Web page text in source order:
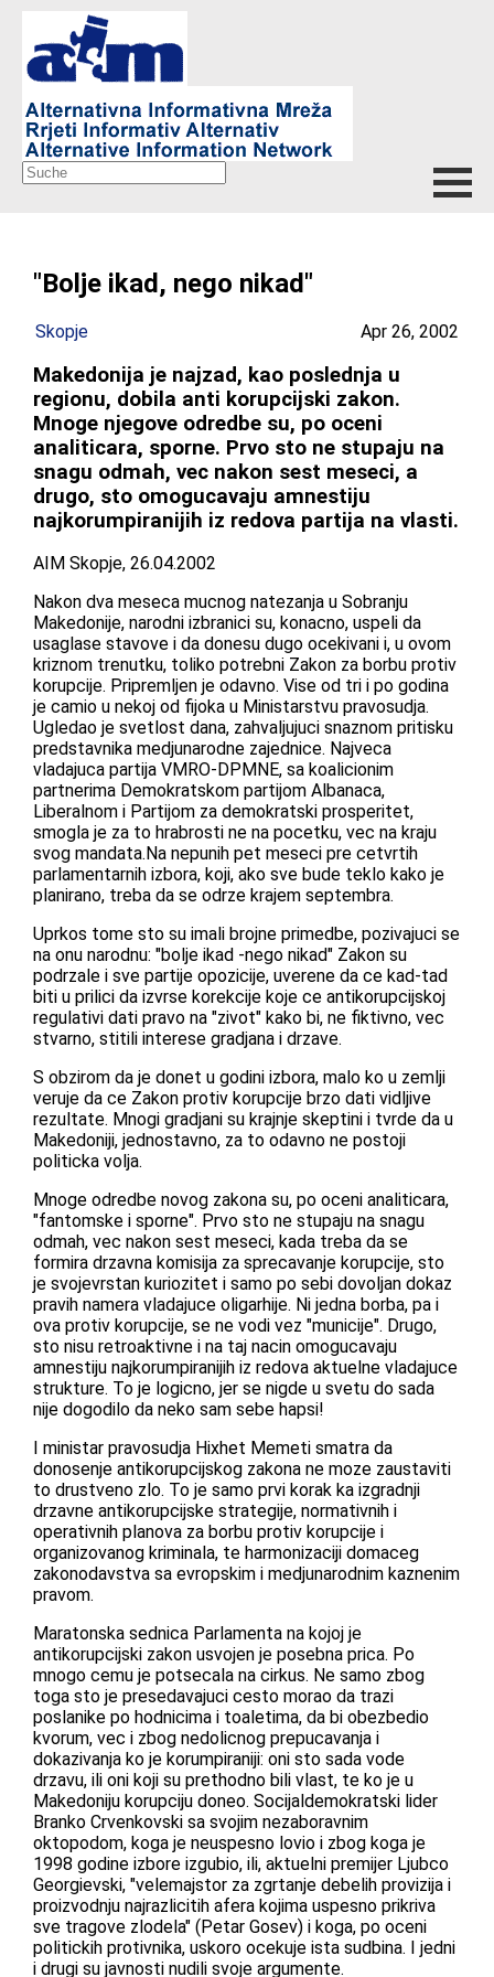
"Bolje ikad, nego nikad"
Skopje Apr 26, 2002
Makedonija je najzad, kao poslednja u
regionu, dobila anti korupcijski zakon.
Mnoge njegove odredbe su, po oceni
analiticara, sporne. Prvo sto ne stupaju na
snagu odmah, vec nakon sest meseci, a
drugo, sto omogucavaju amnestiju
najkorumpiranijih iz redova partija na vlasti.
AIM Skopje, 26.04.2002
Nakon dva meseca mucnog natezanja u Sobranju
Makedonije, narodni izbranici su, konacno, uspeli da
usaglase stavove i da donesu dugo ocekivani i, u ovom
kriznom trenutku, toliko potrebni Zakon za borbu protiv
korupcije. Pripremljen je odavno. Vise od tri i po godina
je camio u nekoj od fijoka u Ministarstvu pravosudja.
Ugledao je svetlost dana, zahvaljujuci snaznom pritisku
predstavnika medjunarodne zajednice. Najveca
vladajuca partija VMRO-DPMNE, sa koalicionim
partnerima Demokratskom partijom Albanaca,
Liberalnom i Partijom za demokratski prosperitet,
smogla je za to hrabrosti ne na pocetku, vec na kraju
svog mandata.Na nepunih pet meseci pre cetvrtih
parlamentarnih izbora, koji, ako sve bude teklo kako je
planirano, treba da se odrze krajem septembra.
Uprkos tome sto su imali brojne primedbe, pozivajuci se
na onu narodnu: "bolje ikad -nego nikad" Zakon su
podrzale i sve partije opozicije, uverene da ce kad-tad
biti u prilici da izvrse korekcije koje ce antikorupcijskoj
regulativi dati pravo na "zivot" kako bi, ne fiktivno, vec
stvarno, stitili interese gradjana i drzave.
S obzirom da je donet u godini izbora, malo ko u zemlji
veruje da ce Zakon protiv korupcije brzo dati vidljive
rezultate. Mnogi gradjani su krajnje skeptini i tvrde da u
Makedoniji, jednostavno, za to odavno ne postoji
politicka volja.
Mnoge odredbe novog zakona su, po oceni analiticara,
"fantomske i sporne". Prvo sto ne stupaju na snagu
odmah, vec nakon sest meseci, kada treba da se
formira drzavna komisija za sprecavanje korupcije, sto
je svojevrstan kuriozitet i samo po sebi dovoljan dokaz
pravih namera vladajuce oligarhije. Ni jedna borba, pa i
ova protiv korupcije, se ne vodi vez "municije". Drugo,
sto nisu retroaktivne i na taj nacin omogucavaju
amnestiju najkorumpiranijih iz redova aktuelne vladajuce
strukture. To je logicno, jer se nigde u svetu do sada
nije dogodilo da neko sam sebe hapsi!
I ministar pravosudja Hixhet Memeti smatra da
donosenje antikorupcijskog zakona ne moze zaustaviti
to drustveno zlo. To je samo prvi korak ka izgradnji
drzavne antikorupcijske strategije, normativnih i
operativnih planova za borbu protiv korupcije i
organizovanog kriminala, te harmonizaciji domaceg
zakonodavstva sa evropskim i medjunarodnim kaznenim
pravom.
Maratonska sednica Parlamenta na kojoj je
antikorupcijski zakon usvojen je posebna prica. Po
mnogo cemu je potsecala na cirkus. Ne samo zbog
toga sto je presedavajuci cesto morao da trazi
poslanike po hodnicima i toaletima, da bi obezbedio
kvorum, vec i zbog nedolicnog prepucavanja i
dokazivanja ko je korumpiraniji: oni sto sada vode
drzavu, ili oni koji su prethodno bili vlast, te ko je u
Makedoniju korupciju doneo. Socijaldemokratski lider
Branko Crvenkovski sa svojim nezaboravnim
oktopodom, koga je neuspesno lovio i zbog koga je
1998 godine izbore izgubio, ili, aktuelni premijer Ljubco
Georgievski, "velemajstor za zgrtanje debelih provizija i
proizvodnju najrazlicitih afera kojima uspesno prikriva
sve tragove zlodela" (Petar Gosev) i koga, po oceni
politickih protivnika, uskoro ocekuje ista sudbina. I jedni
i drugi su javnosti nudili svoje argumente.